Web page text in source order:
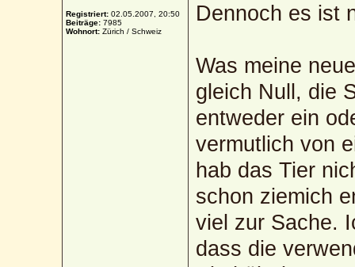
Registriert: 02.05.2007, 20:50
Beiträge: 7985
Wohnort: Zürich / Schweiz
Dennoch es ist
Was meine
gleich Null, die
entweder ein
vermutlich von
hab das Tier
schon ziemich
viel zur Sache.
dass die